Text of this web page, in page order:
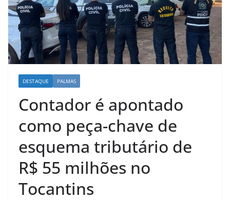
DESTAQUE PALMAS
Contador é apontado
como peça-chave de
esquema tributário de
R$ 55 milhões no
Tocantins